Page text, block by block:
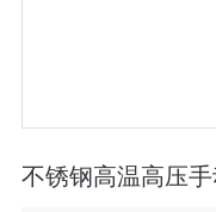
不锈钢高温高压